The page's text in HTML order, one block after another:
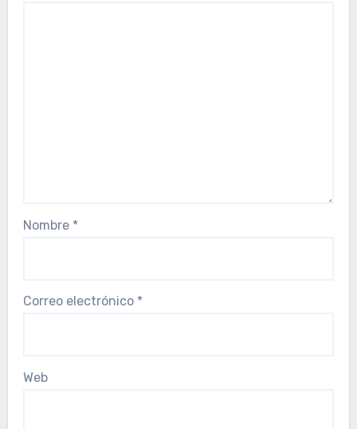
Nombre *
Correo electrónico *
Web